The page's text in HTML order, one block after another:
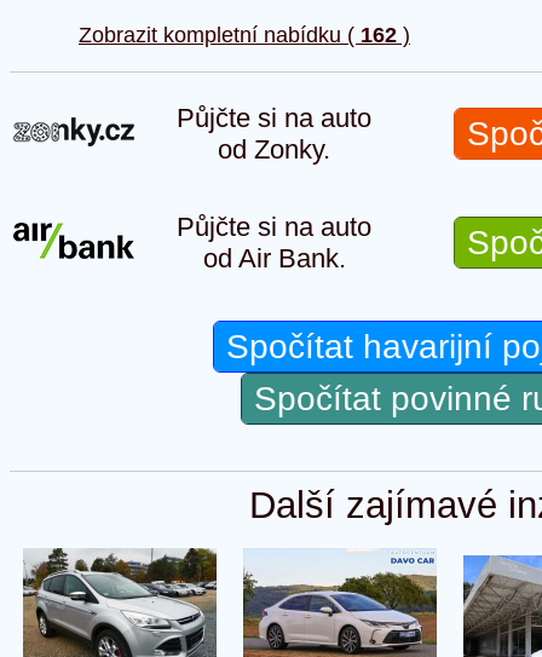
Zobrazit kompletní nabídku ( 162 )
Půjčte si na auto
od Zonky.
Půjčte si na auto
od Air Bank.
Spočítat havarijní
Spočítat povinné
Další zajímavé